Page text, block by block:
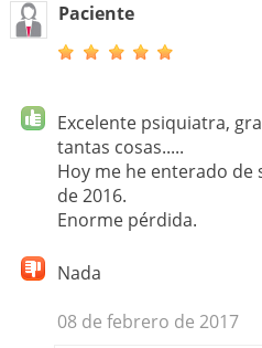
Paciente
Excelente psiquiatra,
tantas cosas.....
Hoy me he enterado
de 2016.
Enorme pérdida.
Nada
08 de febrero de 2017